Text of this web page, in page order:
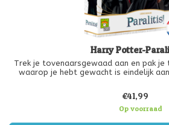
Harry Potter-
Trek je tovenaarsgewaad aan en pak
waarop je hebt gewacht is eindelijk
Oefen het
€41,99
Op voorraad